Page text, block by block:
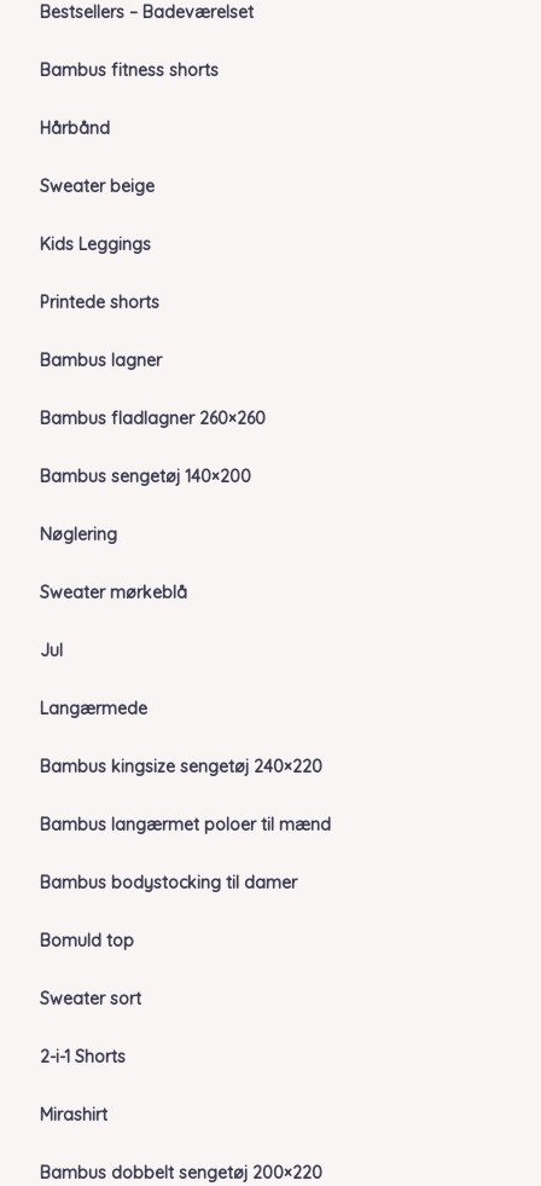
Bestsellers – Badeværelset
Bambus fitness shorts
Hårbånd
Sweater beige
Kids Leggings
Printede shorts
Bambus lagner
Bambus fladlagner 260×260
Bambus sengetøj 140×200
Nøglering
Sweater mørkeblå
Jul
Langærmede
Bambus kingsize sengetøj 240×220
Bambus langærmet poloer til mænd
Bambus bodystocking til damer
Bomuld top
Sweater sort
2-i-1 Shorts
Mirashirt
Bambus dobbelt sengetøj 200×220